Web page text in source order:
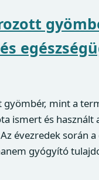
gyömbér, mint a
ismert és használt
évezredek során
gyógyító